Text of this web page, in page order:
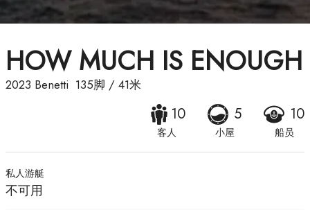
HOW MUCH IS ENOUGH
2023 Benetti 135脚 / 41米
10
客人
5
小屋
10
船员
私人游艇
不可用